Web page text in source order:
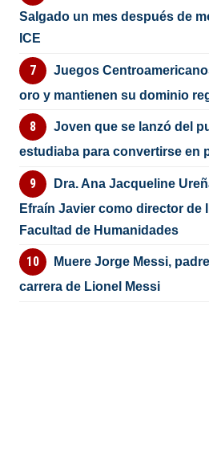
Salgado un mes después de
ICE
Juegos
oro y mantienen su dominio
Joven que se lanzó del
estudiaba para convertirse en
Dra. Ana Jacqueline
Efraín Javier como director de
Facultad de Humanidades
Muere Jorge Messi,
carrera de Lionel Messi